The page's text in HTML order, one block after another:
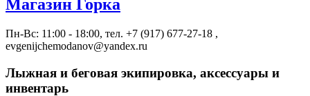
Магазин Горка
Пн-Вс: 11:00 - 18:00, тел. +7 (917) 677-27-18 ,
evgenijchemodanov@yandex.ru
Лыжная и беговая экипировка, аксессуары и
инвентарь